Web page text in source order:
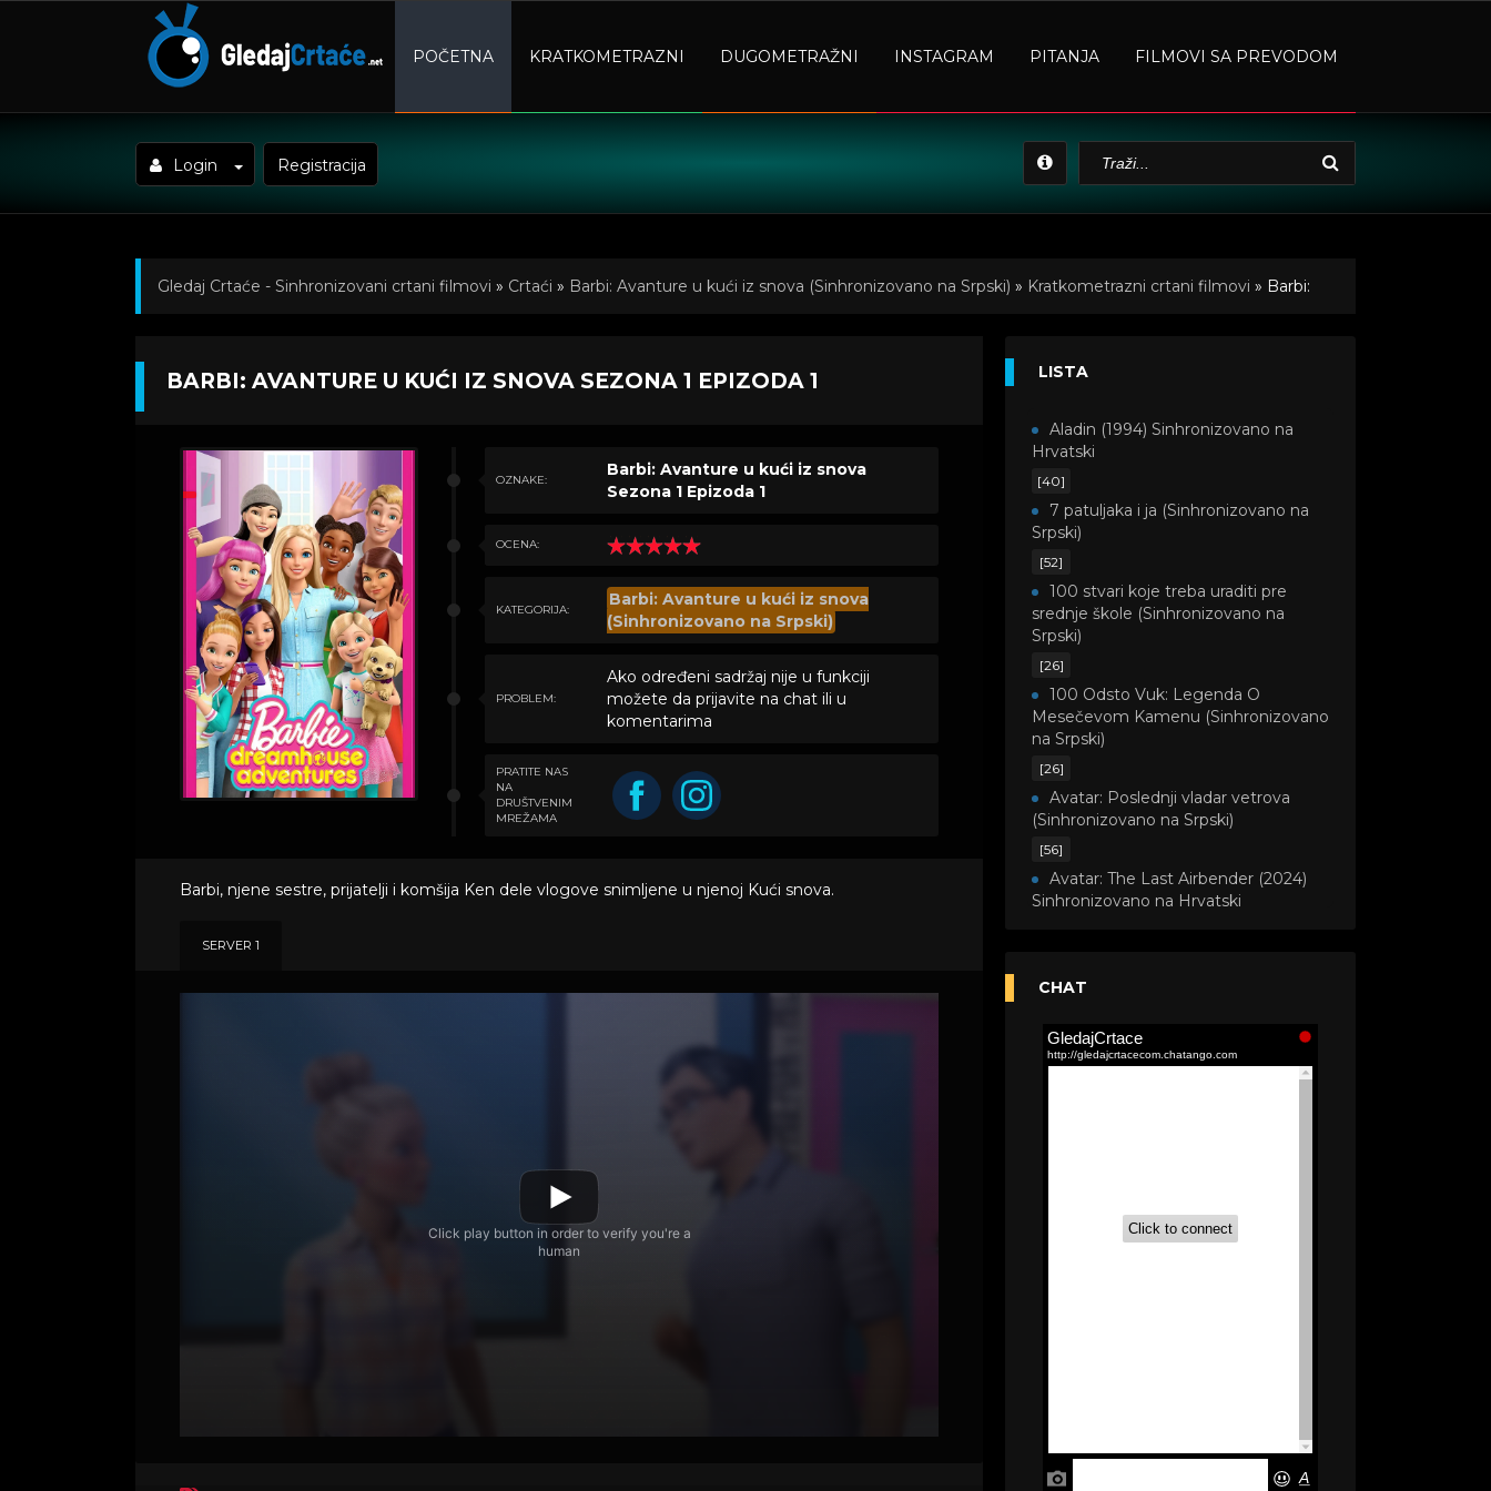
POČETNA KRATKOMETRAZNI DUGOMETRAŽNI INSTAGRAM PITANJA FILMOVI SA PREVODOM
Login Registracija
Gledaj Crtaće - Sinhronizovani crtani filmovi » Crtaći » Barbi: Avanture u kući iz snova (Sinhronizovano na Srpski) » Kratkometrazni crtani filmovi » Barbi:
BARBI: AVANTURE U KUĆI IZ SNOVA SEZONA 1 EPIZODA 1
OZNAKE:
Barbi: Avanture u kući iz snova
Sezona 1 Epizoda 1
OCENA:
KATEGORIJA:
Barbi: Avanture u kući iz snova
(Sinhronizovano na Srpski)
PROBLEM:
Ako određeni sadržaj nije u funkciji
možete da prijavite na chat ili u
komentarima
PRATITE NAS
NA
DRUŠTVENIM
MREŽAMA
Barbi, njene sestre, prijatelji i komšija Ken dele vlogove snimljene u njenoj Kući snova.
SERVER 1
LISTA
Aladin (1994) Sinhronizovano na
Hrvatski
[40]
7 patuljaka i ja (Sinhronizovano na
Srpski)
[52]
100 stvari koje treba uraditi pre
srednje škole (Sinhronizovano na
Srpski)
[26]
100 Odsto Vuk: Legenda O
Mesečevom Kamenu (Sinhronizovano
na Srpski)
[26]
Avatar: Poslednji vladar vetrova
(Sinhronizovano na Srpski)
[56]
Avatar: The Last Airbender (2024)
Sinhronizovano na Hrvatski
(Sinhronizovano na Srpski)
Akademija čarolija (Wits Academy)
Sinhronizovano na Srpski
Tunes,2020) Sinhronizovano na Srpski
Okura (Sinhronizovano na Srpski)
CHAT